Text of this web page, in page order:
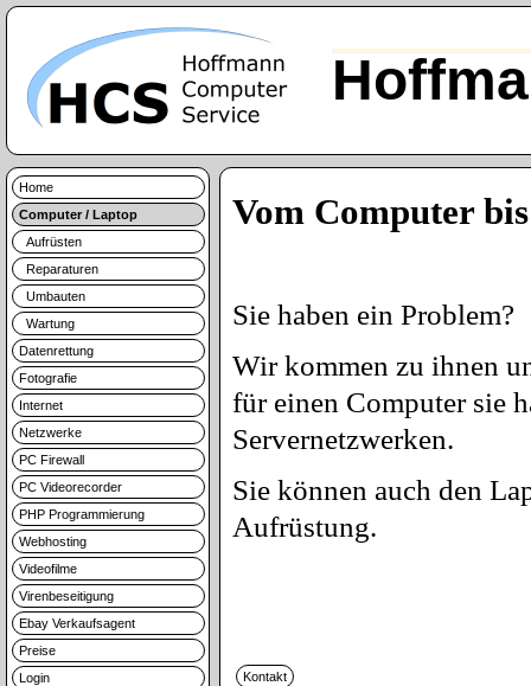
Home
Computer / Laptop
Aufrüsten
Reparaturen
Umbauten
Wartung
Datenrettung
Fotografie
Internet
Netzwerke
PC Firewall
PC Videorecorder
PHP Programmierung
Webhosting
Videofilme
Virenbeseitigung
Ebay Verkaufsagent
Preise
Login
Vom Computer
Sie haben ein Problem?
Wir kommen zu ihnen
für einen Computer sie
Servernetzwerken.
Sie können auch den
Aufrüstung.